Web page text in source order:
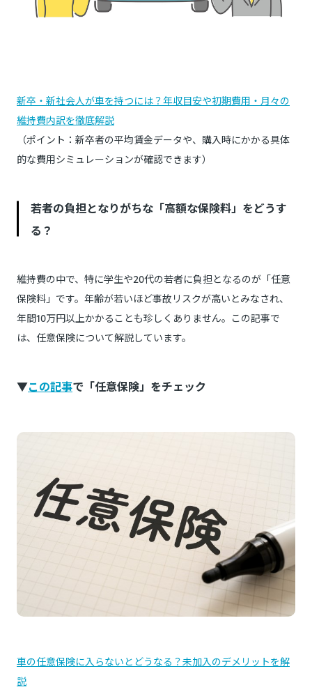
新卒・新社会人が車を持つには？年収目安や初期費用・月々の
維持費内訳を徹底解説
（ポイント：新卒者の平均賃金データや、購入時にかかる具体
的な費用シミュレーションが確認できます）
若者の負担となりがちな「高額な保険料」をどうす
る？
維持費の中で、特に学生や20代の若者に負担となるのが「任意
保険料」です。年齢が若いほど事故リスクが高いとみなされ、
年間10万円以上かかることも珍しくありません。この記事で
は、任意保険について解説しています。
▼この記事で「任意保険」をチェック
車の任意保険に入らないとどうなる？未加入のデメリットを解
説